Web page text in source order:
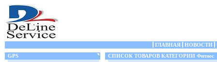
ГЛАВНАЯ НОВОСТИ
GPS
СПИСОК ТОВАРОВ КАТЕГОРИИ Фитнес